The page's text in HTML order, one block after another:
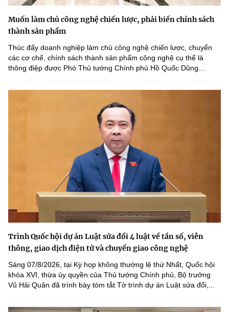
Muốn làm chủ công nghệ chiến lược, phải biến chính sách
thành sản phẩm
Thúc đẩy doanh nghiệp làm chủ công nghệ chiến lược, chuyển
các cơ chế, chính sách thành sản phẩm công nghệ cụ thể là
thông điệp được Phó Thủ tướng Chính phủ Hồ Quốc Dũng...
Trình Quốc hội dự án Luật sửa đổi 4 luật về tần số, viễn
thông, giao dịch điện tử và chuyển giao công nghệ
Sáng 07/8/2026, tại Kỳ họp không thường lệ thứ Nhất, Quốc hội
khóa XVI, thừa ủy quyền của Thủ tướng Chính phủ, Bộ trưởng
Vũ Hải Quân đã trình bày tóm tắt Tờ trình dự án Luật sửa đổi,...